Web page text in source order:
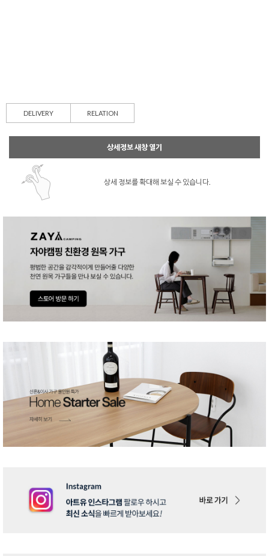
DELIVERY RELATION
상세정보 새창 열기
상세 정보를 확대해 보실 수 있습니다.